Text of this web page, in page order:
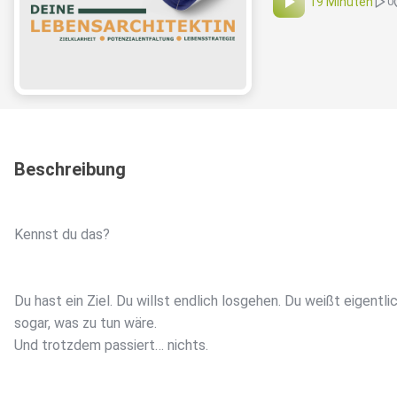
Beschreibung
Kennst du das?
Du hast ein Ziel. Du willst endlich losgehen. Du weißt
sogar, was zu tun wäre.
Und trotzdem passiert… nichts.